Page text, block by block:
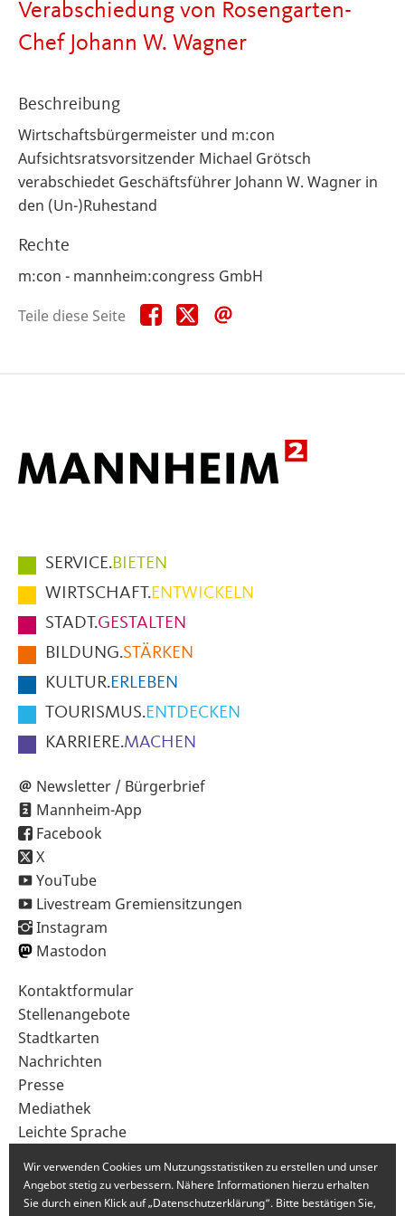
Verabschiedung von Rosengarten-
Chef Johann W. Wagner
Beschreibung
Wirtschaftsbürgermeister und m:con
Aufsichtsratsvorsitzender Michael Grötsch
verabschiedet Geschäftsführer Johann W. Wagner in
den (Un-)Ruhestand
Rechte
m:con - mannheim:congress GmbH
Teile diese Seite
Teile
diese
Teile
diese
Hauptmenüpunkte
im
Fußbereich
der
Seite
SERVICE.BIETEN
WIRTSCHAFT.ENTWICKELN
STADT.GESTALTEN
BILDUNG.STÄRKEN
KULTUR.ERLEBEN
TOURISMUS.ENTDECKEN
KARRIERE.MACHEN
Newsletter / Bürgerbrief
Mannheim-App
Facebook
X
YouTube
Livestream Gremiensitzungen
Instagram
Mastodon
Sekundärnavigation
im
Fußbereich
Kontaktformular
Stellenangebote
Stadtkarten
Nachrichten
Presse
Mediathek
Leichte Sprache
Wir verwenden Cookies um Nutzungsstatistiken zu erstellen und unser
Angebot stetig zu verbessern. Nähere Informationen hierzu erhalten
Sie durch einen Klick auf „Datenschutzerklärung“. Bitte bestätigen Sie,